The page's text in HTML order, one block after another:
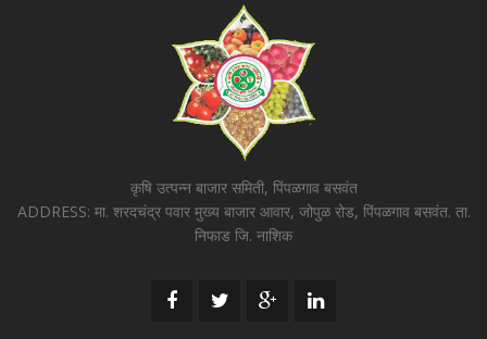
कृषि उत्पन्न बाजार समिती, पिंपळगाव बसवंत
ADDRESS: मा. शरदचंद्र पवार मुख्य बाजार आवार, जोपुळ रोड, पिंपळगाव बसवंत. ता.
निफाड जि. नाशिक